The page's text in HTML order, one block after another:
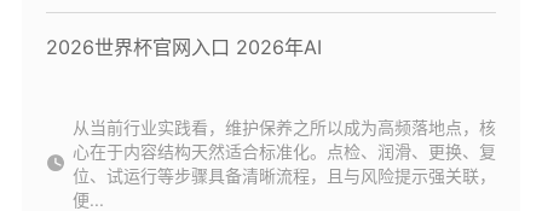
2026世界杯官网入口 2026年AI
从当前行业实践看，维护保养之所以成为高频落地点，核
心在于内容结构天然适合标准化。点检、润滑、更换、复
位、试运行等步骤具备清晰流程，且与风险提示强关联，
便...